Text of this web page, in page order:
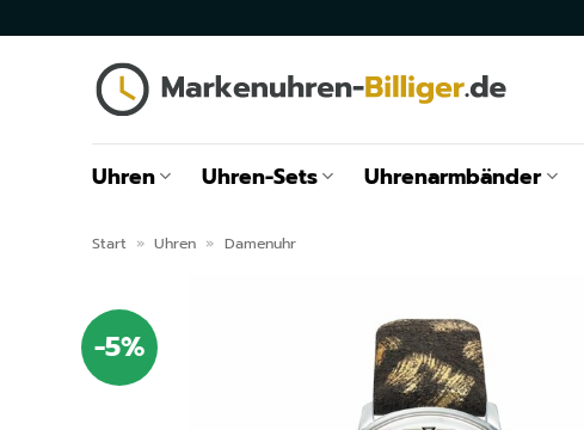
Uhren Uhren-Sets Uhrenarmbänder
Start » Uhren » Damenuhr
-5%